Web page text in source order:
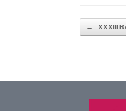
← XXXIII